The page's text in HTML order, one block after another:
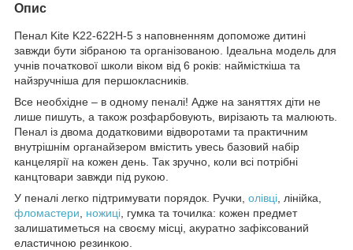
Опис
Пенал Kite K22-622H-5 з наповненням допоможе дитині
завжди бути зібраною та організованою. Ідеальна модель для
учнів початкової школи віком від 6 років: наймісткіша та
найзручніша для першокласників.
Все необхідне – в одному пеналі! Адже на заняттях діти не
лише пишуть, а також розфарбовують, вирізають та малюють.
Пенал із двома додатковими відворотами та практичним
внутрішнім органайзером вмістить увесь базовий набір
канцелярії на кожен день. Так зручно, коли всі потрібні
канцтовари завжди під рукою.
У пеналі легко підтримувати порядок. Ручки, олівці , лінійка,
фломастери
ножиці , гумка та точилка: кожен предмет
залишатиметься на своєму місці, акуратно зафіксований
еластичною резинкою.